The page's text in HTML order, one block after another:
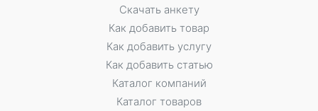
Скачать анкету
Как добавить товар
Как добавить услугу
Как добавить статью
Каталог компаний
Каталог товаров